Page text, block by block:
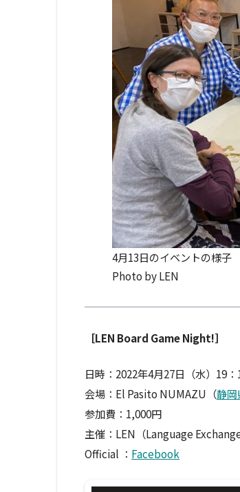
4月13日のイベントの様子
Photo by LEN
［LEN Board Game Night!］
日時：2022年4月27日（水）19
会場：El Pasito NUMAZU（静岡
参加費：1,000円
主催：LEN（Language
Official ： Facebook